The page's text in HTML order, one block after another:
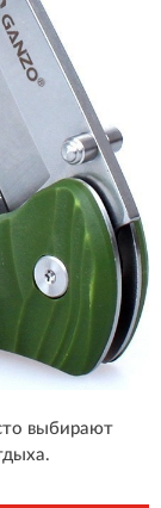
выбирают